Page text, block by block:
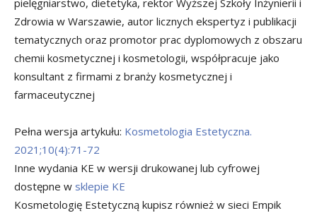
Zdrowia w Warszawie, autor licznych ekspertyz i publikacji
tematycznych oraz promotor prac dyplomowych z obszaru
chemii kosmetycznej i kosmetologii, współpracuje jako
konsultant z firmami z branży kosmetycznej i
farmaceutycznej
Pełna wersja artykułu: Kosmetologia Estetyczna.
2021;10(4):71-72
Inne wydania KE w wersji drukowanej lub cyfrowej
dostępne w sklepie KE
Kosmetologię Estetyczną kupisz również w sieci Empik